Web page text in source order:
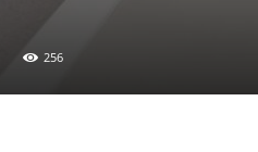
256